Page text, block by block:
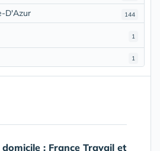
144
D'Azur
1
1
: France Travail et